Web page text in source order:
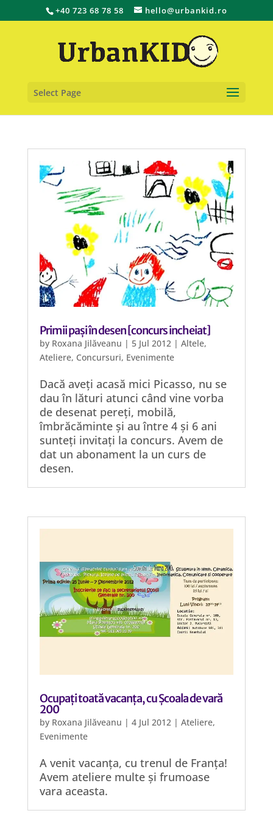
+40 723 68 78 58 hello@urbankid.ro
Select Page
Primii pași în desen [concurs incheiat]
by Roxana Jilăveanu | 5 Jul 2012| Altele,
Ateliere, Concursuri, Evenimente
Dacă aveți acasă mici Picasso, nu se
dau în lături atunci când vine vorba
de desenat pereți, mobilă,
îmbrăcăminte și au între 4 și 6 ani
sunteți invitați la concurs. Avem de
dat un abonament la un curs de
desen.
Ocupați toată vacanța, cu Școala de vară
200
by Roxana Jilăveanu | 4 Jul 2012| Ateliere,
Evenimente
A venit vacanța, cu trenul de Franța!
Avem ateliere multe și frumoase
vara aceasta.